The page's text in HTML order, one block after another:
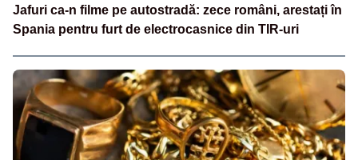
Jafuri ca-n filme pe autostradă: zece români, arestați în
Spania pentru furt de electrocasnice din TIR-uri